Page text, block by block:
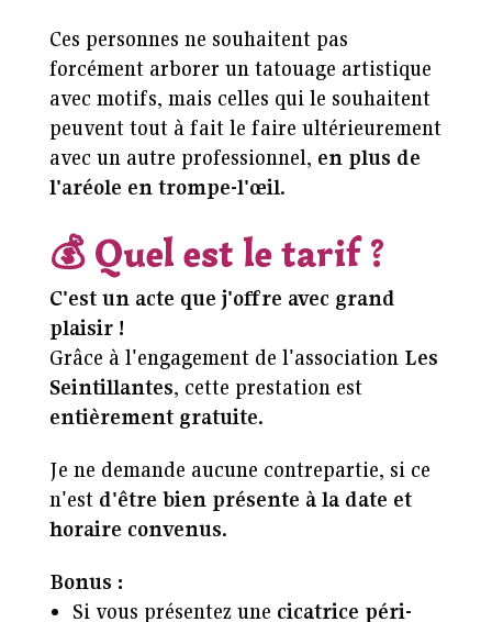
Ces personnes ne souhaitent pas
forcément arborer un tatouage artistique
avec motifs, mais celles qui le souhaitent
peuvent tout à fait le faire ultérieurement
avec un autre professionnel, en plus de
l'aréole en trompe-l'œil.
💰 Quel est le tarif ?
C'est un acte que j'offre avec grand
plaisir !
Grâce à l'engagement de l'association Les
Seintillantes, cette prestation est
entièrement gratuite.
Je ne demande aucune contrepartie, si ce
n'est d'être bien présente à la date et
horaire convenus.
Bonus :
Si vous présentez une cicatrice péri-